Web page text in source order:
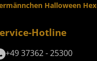
Halloween
Hotline
+49 37362 - 25300